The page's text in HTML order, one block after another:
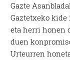
Gazte
Gaztetxeko kide
eta herri honen
duen
Urteurren